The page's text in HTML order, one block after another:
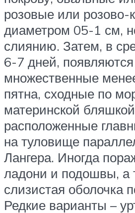
розовые или розово-
диаметром 05-1 см,
слиянию. Затем, в
6-7 дней, появляются
множественные
пятна, сходные по
материнской
расположенные
на туловище
Лангера. Иногда
ладони и подошвы, а
слизистая оболочка
Редкие варианты –